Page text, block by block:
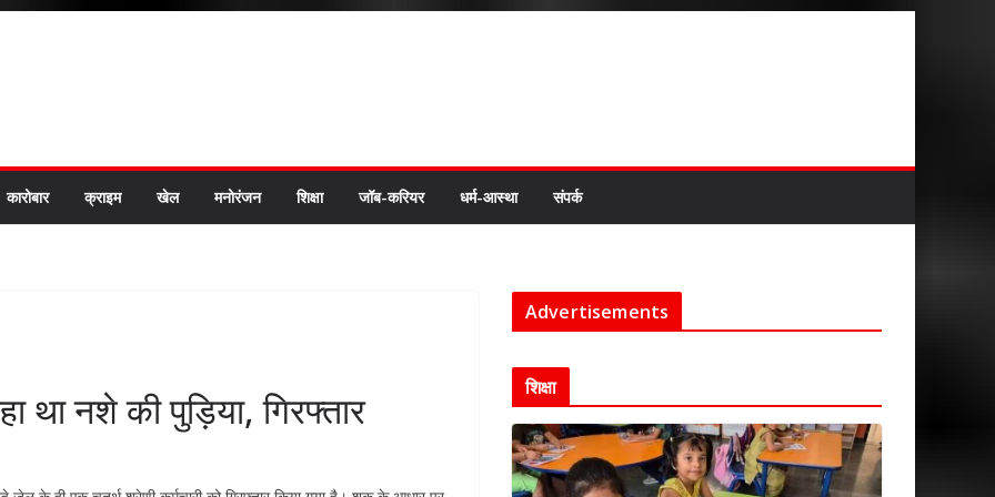
कारोबार क्राइम खेल मनोरंजन शिक्षा जॉब-करियर धर्म-आस्था संपर्क
था नशे की पुड़िया, गिरफ्तार
Advertisements
शिक्षा